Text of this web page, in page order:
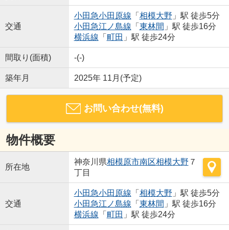
交通
小田急小田原線 「 相模大野 」駅 徒歩5分
小田急江ノ島線 「 東林間 」駅 徒歩16分
横浜線 「 町田 」駅 徒歩24分
間取り(面積) -(-)
築年月 2025年 11月(予定)
お問い合わせ(無料)
物件概要
所在地
神奈川県相模原市南区相模大野 ７
丁目
交通
小田急小田原線 「 相模大野 」駅 徒歩5分
小田急江ノ島線 「 東林間 」駅 徒歩16分
横浜線 「 町田 」駅 徒歩24分